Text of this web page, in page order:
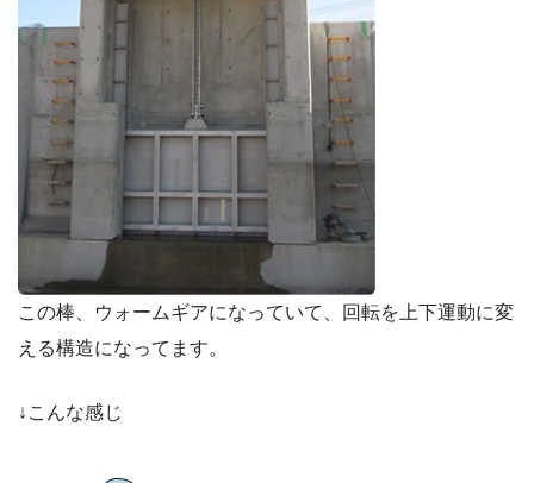
この棒、ウォームギアになっていて、回転を上下運動に変
える構造になってます。
↓こんな感じ